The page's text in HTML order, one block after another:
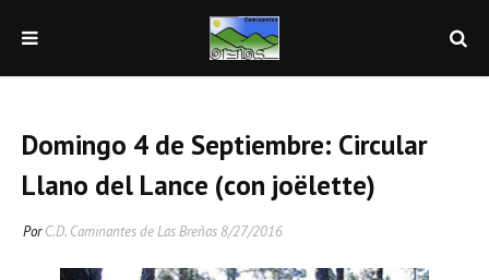
Domingo 4 de Septiembre: Circular
Llano del Lance (con joëlette)
Por C.D. Caminantes de Las Breñas 8/27/2016